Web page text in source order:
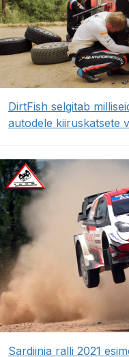
DirtFish selgitab
autodele kiiruskatsete
Sardiinia ralli 2021